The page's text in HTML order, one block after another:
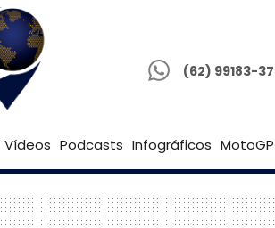
(62) 99183-
Goiânia
Vídeos Podcasts Infográficos MotoGP